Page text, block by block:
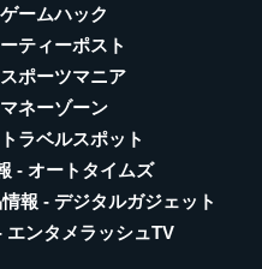
ームハック
ティーポスト
ポーツマニア
ネーゾーン
ラベルスポット
- オートタイムズ
報 - デジタルガジェット
エンタメラッシュTV